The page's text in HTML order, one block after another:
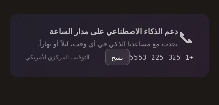
📞دعم الذكاء الاصطناعي على مدار الساعة
تحدث مع مساعدنا الذكي في أي وقت، ليلاً أو نهاراً.
+1 325 225 5553 نسخ التوقيت المركزي الأمريكي